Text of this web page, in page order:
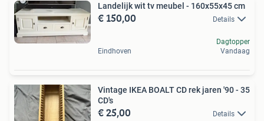
Landelijk wit tv meubel - 160x55x45 cm
€ 150,00 Details
Eindhoven
Dagtopper
Vandaag
Vintage IKEA BOALT CD rek jaren '90 - 35
CD's
€ 25,00 Details